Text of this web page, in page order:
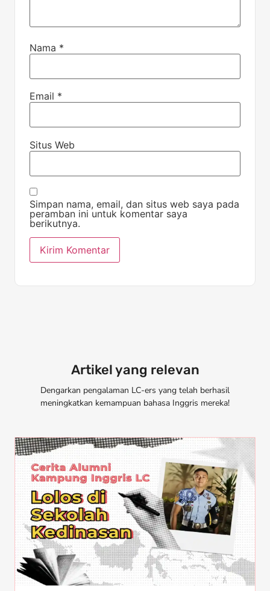
Nama *
Email *
Situs Web
Simpan nama, email, dan situs web saya pada
peramban ini untuk komentar saya
berikutnya.
Artikel yang relevan
Dengarkan pengalaman LC-ers yang telah berhasil
meningkatkan kemampuan bahasa Inggris mereka!